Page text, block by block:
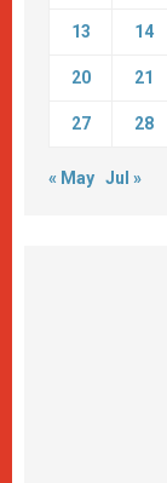
13 14
20 21
27 28
« May Jul »